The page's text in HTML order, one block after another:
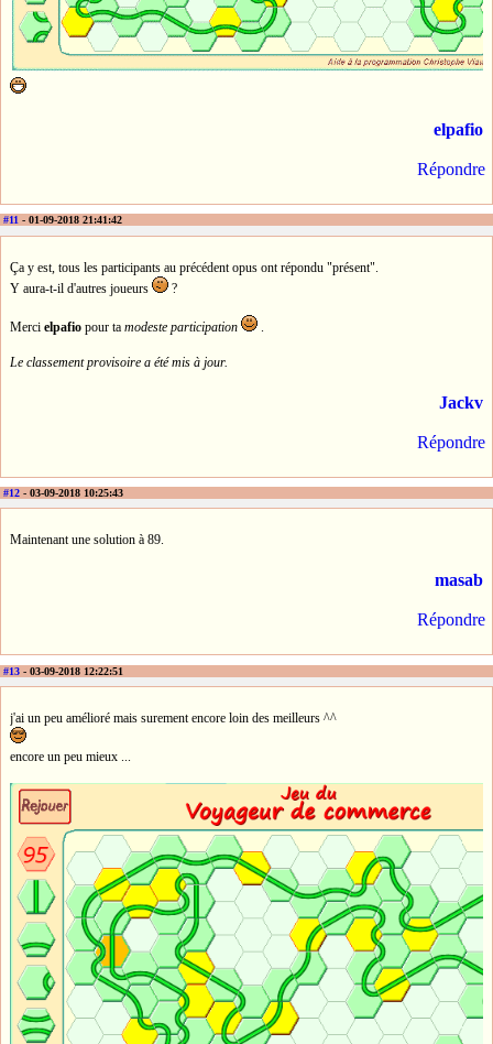
elpafio
Répondre
#11 - 01-09-2018 21:41:42
Ça y est, tous les participants au précédent opus ont répondu "présent".
Y aura-t-il d'autres joueurs
?
Merci elpafio pour ta modeste participation
Le classement provisoire a été mis à jour.
Jackv
Répondre
#12 - 03-09-2018 10:25:43
Maintenant une solution à 89.
masab
Répondre
#13 - 03-09-2018 12:22:51
j'ai un peu amélioré mais surement encore loin des meilleurs ^^
encore un peu mieux ...